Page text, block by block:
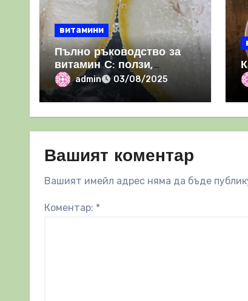
витамини
Пълно ръководство за
витамин С: ползи,
източници и защо е
важен за имунната
система
admin 03/08/2025
Вашият коментар
Вашият имейл адрес няма да бъде
Коментар: *